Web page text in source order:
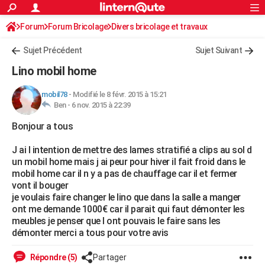
ACTUALITÉS
Politique
Société
Faits Divers
Education
Monde
Villes
+
FINANCE
Retraite
Impôts
Epargne
Immobilier
Risques naturels par ville
Banque
Assurance
Crédit
AUTO
Essais
Réserver un essai
Citadines
Berlines
SUV
Forum auto
+HIGH-TECH
Mobiles
Meilleur smartphone
Internet
Ordinateurs
Jeux vidéo
Guide high-tech
+BRICOLAGE
Forum
Aménagement intérieur
Extérieur
Cuisine
Salle de bains
Jardinage
Rangement
WEEK-END
Guides de France
Escapades
Patrimoine
Expositions
Musées
Week-end nature
+LIFESTYLE
Art de vivre
Bien-être
Loisirs
ModeModes de vie
SANTE
Alimentation
Guide de la santé
Maladies
Médicaments
Sommeil
VOYAGE
Rechercher
S'inscrire
Connexion
Forum Forum Bricolage Divers bricolage et travaux
Sujet Précédent Sujet Suivant
Lino mobil home
mobil78- Modifié le 8 févr. 2015 à 15:21
Ben - 6 nov. 2015 à 22:39
Bonjour a tous
J ai l intention de mettre des lames stratifié a clips au sol d
un mobil home mais j ai peur pour hiver il fait froid dans le
mobil home car il n y a pas de chauffage car il et fermer
vont il bouger
je voulais faire changer le lino que dans la salle a manger
ont me demande 1000€ car il parait qui faut démonter les
meubles je penser que l ont pouvais le faire sans les
démonter merci a tous pour votre avis
Répondre (5) Partager